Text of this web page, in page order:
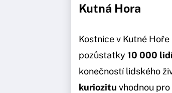
Kutná Hora
Kostnice v Kutné
pozůstatky 10 000
konečností lidského
kuriozitu vhodnou pro